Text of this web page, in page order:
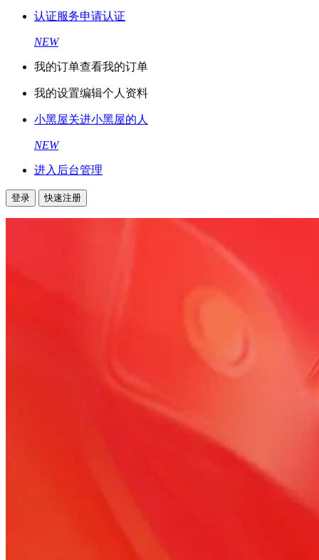
认证服务申请认证
NEW
我的订单查看我的订单
我的设置编辑个人资料
小黑屋关进小黑屋的人
NEW
进入后台管理
登录 快速注册